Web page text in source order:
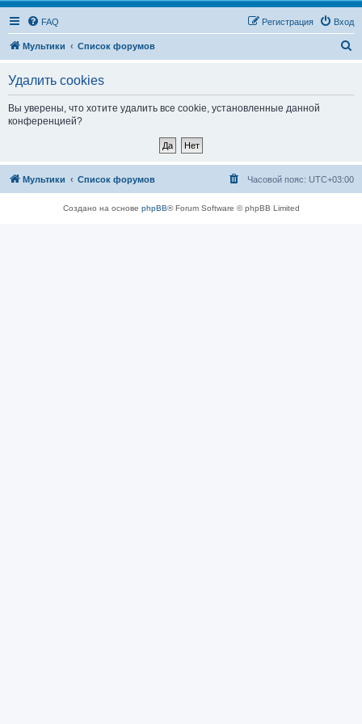
FAQ Вход
Регистрация
Мультики Список форумов
Удалить cookies
Вы уверены, что хотите удалить все cookie, установленные данной
конференцией?
Мультики Список форумов Часовой пояс: UTC+03:00
Создано на основе phpBB® Forum Software © phpBB Limited